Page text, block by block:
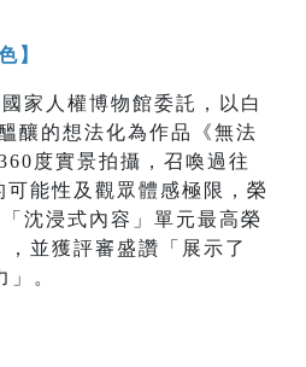
】
家人權博物館委託，以白
釀的想法化為作品《無法
度實景拍攝，召喚過往
能性及觀眾體感極限，榮
沈浸式內容」單元最高榮
並獲評審盛讚「展示了
。